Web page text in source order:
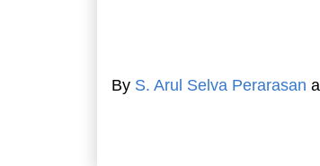
By S. Arul Selva Perarasan